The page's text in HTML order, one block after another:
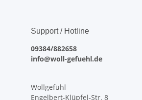
Support / Hotline
09384/882658
info@woll-gefuehl.de
Wollgefühl
Engelbert-Klüpfel-Str. 8